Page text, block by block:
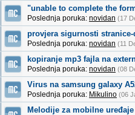
"unable to complete the
Poslednja poruka: novidan (17
provjera sigurnosti
Poslednja poruka: novidan (11
kopiranje mp3 fajla na
Poslednja poruka: novidan (08
Virus na samsung galaxy
Poslednja poruka: Mikulino (06
Melodije za mobilne uređaje